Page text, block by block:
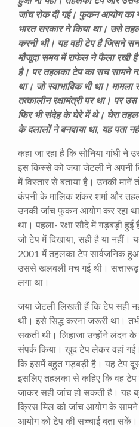
जांच रोक दी गई। फुकन आयोग का
भारत सरकार ने किया था। उसे
करनी थी। यह वही टेप है जिसने
मौजूदा समय में राफेल ने फैला रखी
है। पर तहलका टेप का सच सामने
था। जो स्वाभाविक भी था। मामला
तत्कालीन रक्षामंत्री पर था। पर
फिर भी संदेह के घेरे में थे। घेरा
के दलालों ने बनवाया था, यह पता
कहा जा रहा है कि सोनिया गांधी ने
इस किस्से को जया जेटली ने अपनी
में विस्तार से बताया है। उनकी मानें
कंपनी के मालिक शंकर शर्मा और
उनकी जांच फुकन आयोग कर रहा
था। पहला- रक्षा सौदे में गड़बड़ी
जो टेप में दिखाया, सही है या
2001 में तहलका टेप सार्वजनिक
उससे खलबली मच गई थी। सत्तारूढ़
लगा था।
जया जेटली लिखती हैं कि टेप सही
थी। इसे सिद्ध करना जरूरी था।
सकती थी। लिहाजा उन्होंने लंदन
संपर्क किया। खुद टेप लेकर वहां
कि इसमें बहुत गड़बड़ी है। यह टेप
इसलिए तहलका से कहिए कि वह टेप
जाकर सही जांच हो सकती है। यह
क्रिस मिल को जांच आयोग के सामने
आयोग को टेप की सच्चाई बता